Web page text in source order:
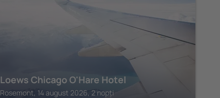
Loews Chicago O'Hare Hotel
Rosemont, 14 august 2026, 2 nopți